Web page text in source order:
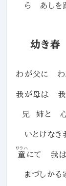
ら あしを踏
幼き春
わが父に わ
我が母は
兄 姉と 心
いとけなき
童
ワラハ
にて 我
まづしかる